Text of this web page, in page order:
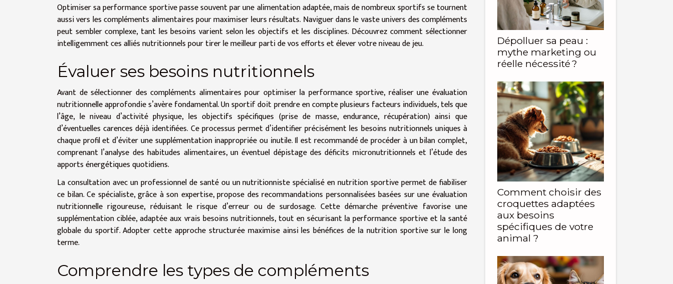
Optimiser sa performance sportive passe souvent par une alimentation adaptée, mais de nombreux sportifs se tournent
aussi vers les compléments alimentaires pour maximiser leurs résultats. Naviguer dans le vaste univers des compléments
peut sembler complexe, tant les besoins varient selon les objectifs et les disciplines. Découvrez comment sélectionner
intelligemment ces alliés nutritionnels pour tirer le meilleur parti de vos efforts et élever votre niveau de jeu.
Évaluer ses besoins nutritionnels
Avant de sélectionner des compléments alimentaires pour optimiser la performance sportive, réaliser une évaluation
nutritionnelle approfondie s’avère fondamental. Un sportif doit prendre en compte plusieurs facteurs individuels, tels que
l’âge, le niveau d’activité physique, les objectifs spécifiques (prise de masse, endurance, récupération) ainsi que
d’éventuelles carences déjà identifiées. Ce processus permet d’identifier précisément les besoins nutritionnels uniques à
chaque profil et d’éviter une supplémentation inappropriée ou inutile. Il est recommandé de procéder à un bilan complet,
comprenant l’analyse des habitudes alimentaires, un éventuel dépistage des déficits micronutritionnels et l’étude des
apports énergétiques quotidiens.
La consultation avec un professionnel de santé ou un nutritionniste spécialisé en nutrition sportive permet de fiabiliser
ce bilan. Ce spécialiste, grâce à son expertise, propose des recommandations personnalisées basées sur une évaluation
nutritionnelle rigoureuse, réduisant le risque d’erreur ou de surdosage. Cette démarche préventive favorise une
supplémentation ciblée, adaptée aux vrais besoins nutritionnels, tout en sécurisant la performance sportive et la santé
globale du sportif. Adopter cette approche structurée maximise ainsi les bénéfices de la nutrition sportive sur le long
terme.
Comprendre les types de compléments
Dépolluer sa peau :
mythe marketing ou
réelle nécessité ?
Comment choisir des
croquettes adaptées
aux besoins
spécifiques de votre
animal ?